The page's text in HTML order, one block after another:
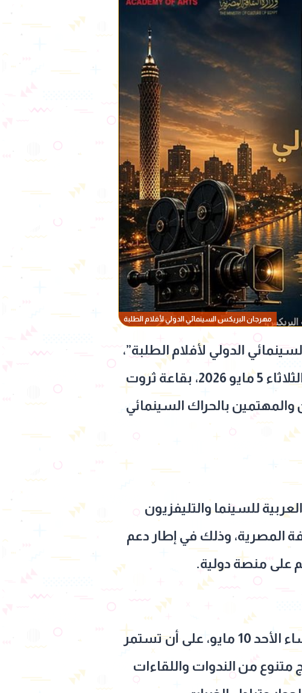
مهرجان البريكس السينمائي الدولي لأفلام الطلبة
الدولي لأفلام الطلبة”،
حيث يُعقد مؤتمر صحفي في تمام الساعة الحادية عشرة من صباح يوم الثلاثاء 5 مايو 2026، بقاعة ثروت
بالحراك السينمائي
مايو 2026، بتنظيم المدرسة العربية للسينما والتليفزيون
المصرية، وذلك في إطار دعم
على منصة دولية.
ومن المقرر أن تنطلق الفعاليات بحفل افتتاح رسمي في السادسة مساء الأحد 10 مايو، على أن تستمر
إلى 13 مايو، إلى جانب برنامج متنوع من الندوات واللقاءات